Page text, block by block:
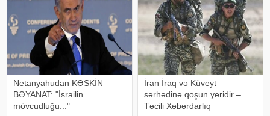
məsələləri şöbəsini
Netanyahudan KƏSKİN
BƏYANAT: "İsrailin
mövcudluğu..."
İran İraq və Küveyt
sərhədinə qoşun yeridir –
Təcili Xəbərdarlıq